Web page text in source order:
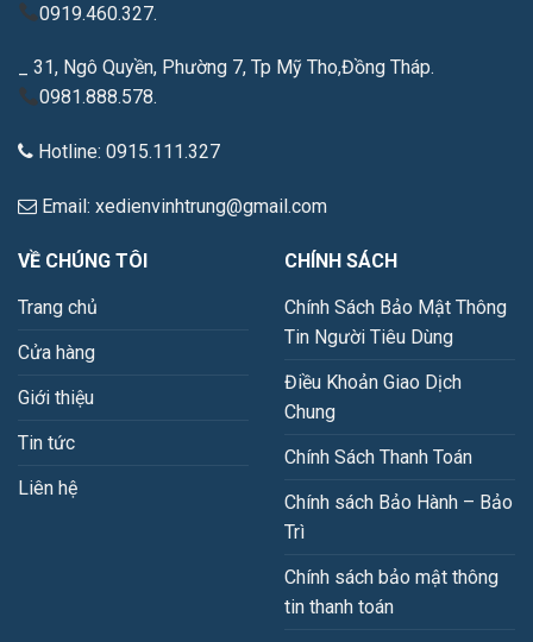
0919.460.327.
_ 31, Ngô Quyền, Phường 7, Tp Mỹ Tho,Đồng Tháp.
0981.888.578.
Hotline: 0915.111.327
Email: xedienvinhtrung@gmail.com
VỀ CHÚNG TÔI
Trang chủ
Cửa hàng
Giới thiệu
Tin tức
Liên hệ
CHÍNH SÁCH
Chính Sách Bảo Mật Thông
Tin Người Tiêu Dùng
Điều Khoản Giao Dịch
Chung
Chính Sách Thanh Toán
Chính sách Bảo Hành – Bảo
Trì
Chính sách bảo mật thông
tin thanh toán